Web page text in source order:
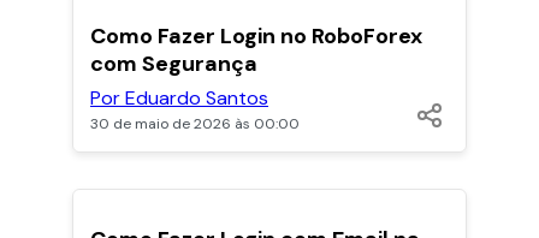
POPULARES
Como Fazer Login no RoboForex
com Segurança
Por Eduardo Santos
30 de maio de 2026 às 00:00
POPULARES